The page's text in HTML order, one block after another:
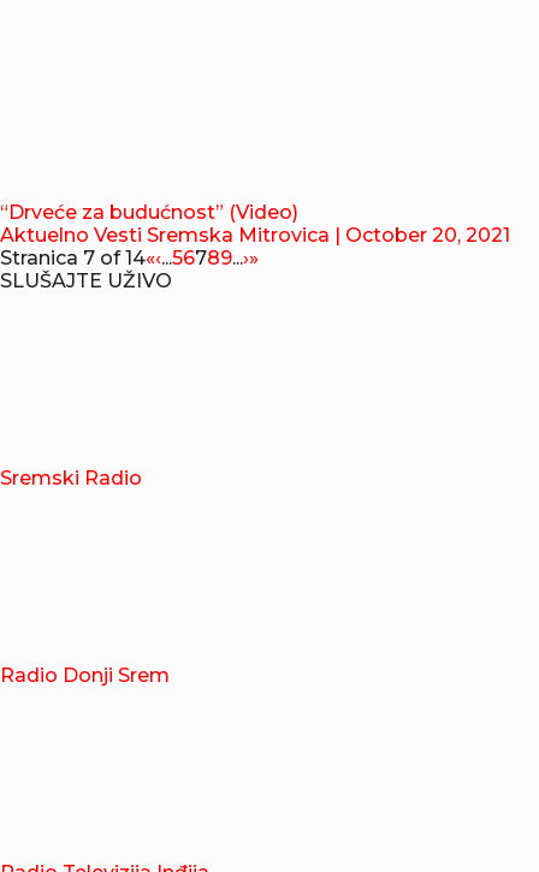
“Drveće za budućnost” (Video)
Aktuelno Vesti Sremska Mitrovica | October 20, 2021
Stranica 7 of 14«‹...56789...›»
SLUŠAJTE UŽIVO
Sremski Radio
Radio Donji Srem